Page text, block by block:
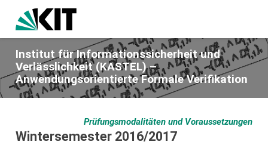
Institut für Informationssicherheit und
Verlässlichkeit (KASTEL) –
Anwendungsorientierte Formale Verifikation
Prüfungsmodalitäten und Voraussetzungen
Wintersemester 2016/2017